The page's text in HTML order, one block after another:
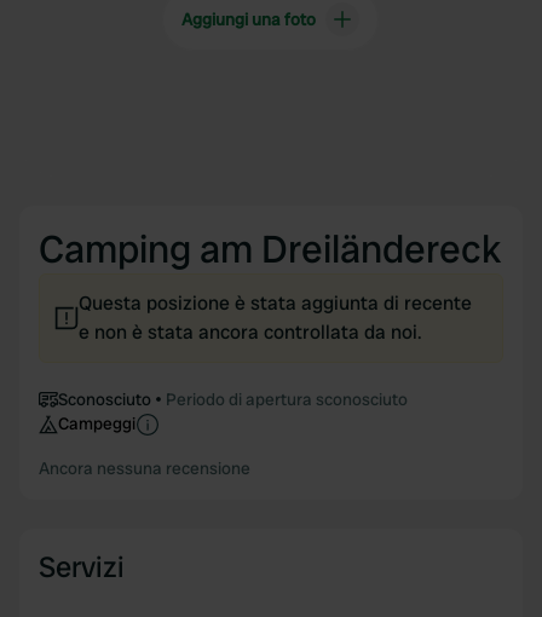
Aggiungi una foto
Camping am Dreiländereck
Questa posizione è stata aggiunta di recente
e non è stata ancora controllata da noi.
Sconosciuto
Periodo di apertura sconosciuto
Campeggi
Ancora nessuna recensione
Servizi